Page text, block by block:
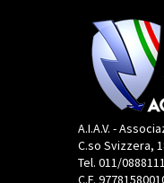
A.I.A.V. -
C.so Svizzera,
Tel. 011/0888111
C.F.